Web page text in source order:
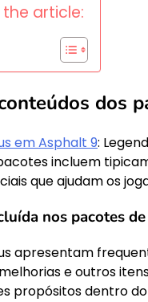
article:
dos
em Asphalt 9:
incluem
que ajudam os
nos pacotes
apresentam
e outros
propósitos dentro do